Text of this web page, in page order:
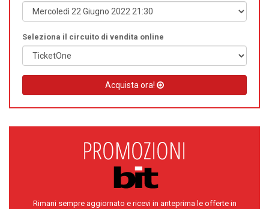
Seleziona il circuito di vendita online
Acquista ora!
Rimani sempre aggiornato e ricevi in anteprima le offerte in